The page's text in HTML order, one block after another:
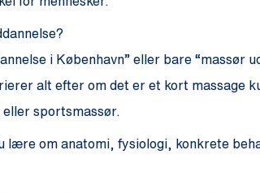
i København” eller bare “massør
alt efter om det er et kort massage
sportsmassør.
lære om anatomi, fysiologi, konkrete